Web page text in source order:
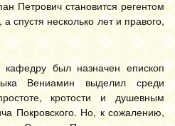
Петрович становится регентом
спустя несколько лет и правого,
был назначен епископ
Вениамин выделил среди
кротости и душевным
Покровского. Но, к сожалению,